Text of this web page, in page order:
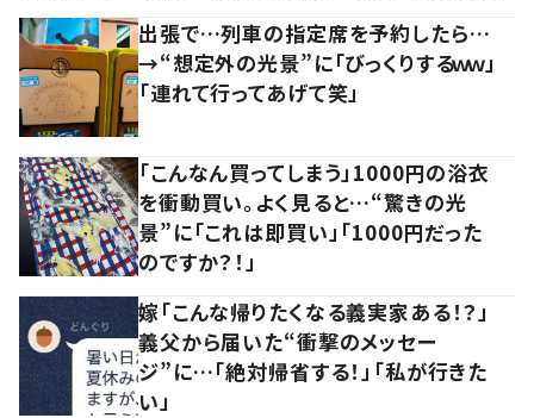
出張で…列車の指定席を予約したら…
→“想定外の光景”に「びっくりするｗｗ」
「連れて行ってあげて笑」
「こんなん買ってしまう」1000円の浴衣
を衝動買い。よく見ると…“驚きの光
景”に「これは即買い」「1000円だった
のですか？！」
嫁「こんな帰りたくなる義実家ある！？」
義父から届いた“衝撃のメッセー
ジ”に…「絶対帰省する！」「私が行きた
い」